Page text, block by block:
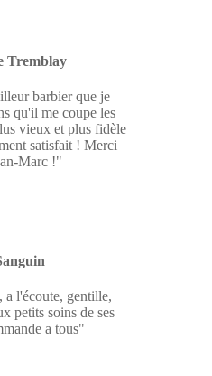
Tremblay
barbier que je
qu'il me coupe les
vieux et plus fidèle
satisfait ! Merci
Marc !"
a l'écoute, gentille,
petits soins de ses
a tous"